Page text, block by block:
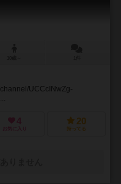
UCCcINwZg-
4
お気に入り
20
持ってる